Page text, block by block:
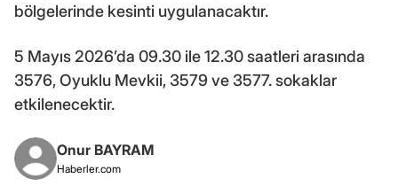
bölgelerinde kesinti uygulanacaktır.
5 Mayıs 2026’da 09.30 ile 12.30 saatleri arasında
3576, Oyuklu Mevkii, 3579 ve 3577. sokaklar
etkilenecektir.
Onur BAYRAM
Haberler.com